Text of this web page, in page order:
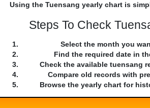
Using the Tuensang yearly chart is
Steps To Check
Select the month you
Find the required date in
Check the available tuensang
Compare old records with
Browse the yearly chart for